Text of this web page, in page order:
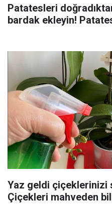
Patatesleri
bardak ekleyin!
Yaz geldi çiçeklerinizi
Çiçekleri mahveden